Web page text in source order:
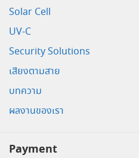
Solar Cell
UV-C
Security Solutions
เสียงตามสาย
บทความ
ผลงานของเรา
Payment